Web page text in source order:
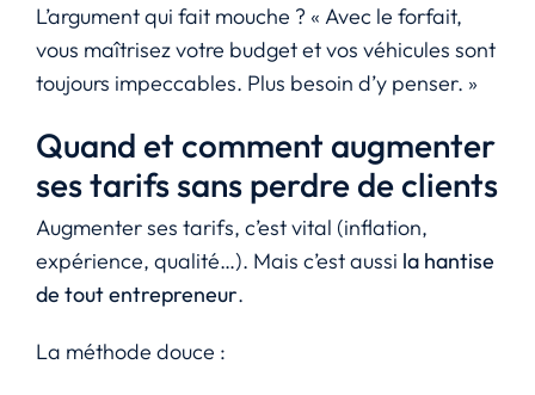
L’argument qui fait mouche ? « Avec le forfait,
vous maîtrisez votre budget et vos véhicules sont
toujours impeccables. Plus besoin d’y penser. »
Quand et comment augmenter
ses tarifs sans perdre de clients
Augmenter ses tarifs, c’est vital (inflation,
expérience, qualité…). Mais c’est aussi la hantise
de tout entrepreneur.
La méthode douce :